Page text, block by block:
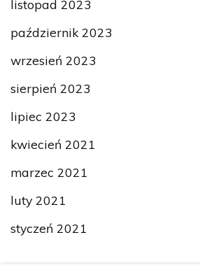
listopad 2023
październik 2023
wrzesień 2023
sierpień 2023
lipiec 2023
kwiecień 2021
marzec 2021
luty 2021
styczeń 2021